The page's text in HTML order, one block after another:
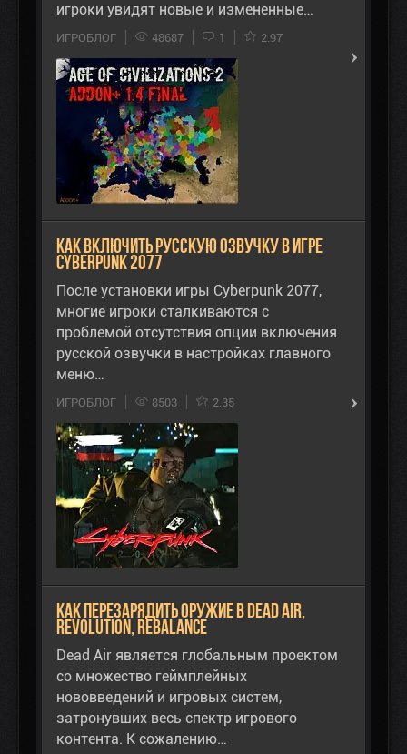
игроки увидят новые и измененные…
ИГРОБЛОГ 48687 1 2.97
Как включить русскую озвучку в игре
Cyberpunk 2077
После установки игры Cyberpunk 2077,
многие игроки сталкиваются с
проблемой отсутствия опции включения
русской озвучки в настройках главного
меню…
ИГРОБЛОГ 8503 2.35
Как перезарядить оружие в Dead Air,
Revolution, Rebalance
Dead Air является глобальным проектом
со множество геймплейных
нововведений и игровых систем,
затронувших весь спектр игрового
контента. К сожалению…